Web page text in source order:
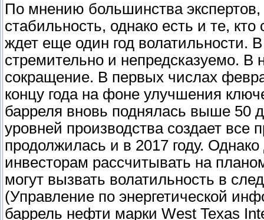
По мнению большинства
стабильность, однако есть и те,
ждет еще один год волатильности.
стремительно и непредсказуемо. В
сокращение. В первых числах
концу года на фоне улучшения
барреля вновь поднялась выше
уровней производства создает все
продолжилась и в 2017 году.
инвесторам рассчитывать на
могут вызвать волатильность в
(Управление по энергетической
баррель нефти марки West Texas